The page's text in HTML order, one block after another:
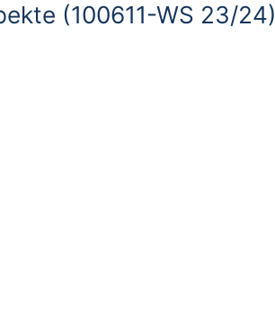
(100611-WS 23/24)